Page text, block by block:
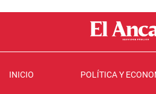
INICIO POLÍTICA Y